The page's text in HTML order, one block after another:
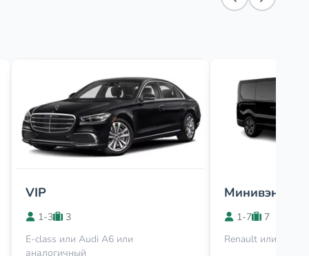
VIP
1-3
3
E-class или Audi A6 или
аналогичный
Минивэн
1-7
7
Renault или Viano